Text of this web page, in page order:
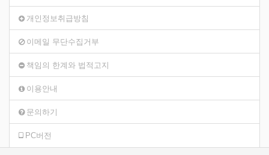
개인정보취급방침
이메일 무단수집거부
책임의 한계와 법적고지
이용안내
문의하기
PC버전